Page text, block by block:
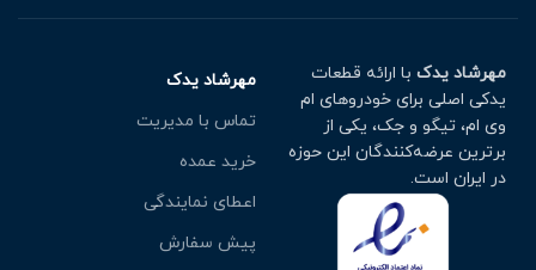
مهرشاد یدک با ارائه قطعات
یدکی اصلی برای خودروهای ام
وی ام، تیگو و جک، یکی از
برترین عرضه‌کنندگان این حوزه
در ایران است.
مهرشاد یدک
تماس با مدیریت
خرید عمده
اعطای نمایندگی
پیش سفارش